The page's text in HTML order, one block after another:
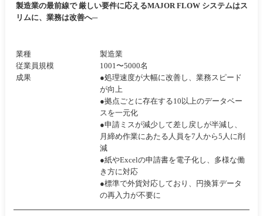
製造業の最前線で 厳しい要件に応えるMAJOR FLOW システムはス
リムに、業務は改善へ─
業種
製造業
従業員規模
1001〜5000名
成果
●処理速度が大幅に改善し、業務スピード
が向上
●拠点ごとに存在する10以上のデータベー
スを一元化
●申請ミスが減少して差し戻しが半減し、
月締め作業にあたる人員を7人から5人に削
減
●紙やExcelの申請書を電子化し、多様な働
き方に対応
●標準で外貨対応しており、円換算データ
の再入力が不要に